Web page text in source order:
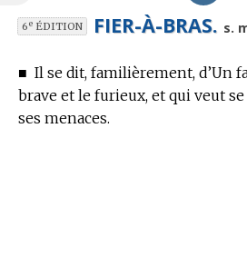
6eÉDITION FIER-À-BRAS. s.
■ Il se dit, familièrement, d’Un
brave et le furieux, et qui veut
ses menaces.